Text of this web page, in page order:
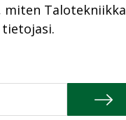
miten Talotekniikka